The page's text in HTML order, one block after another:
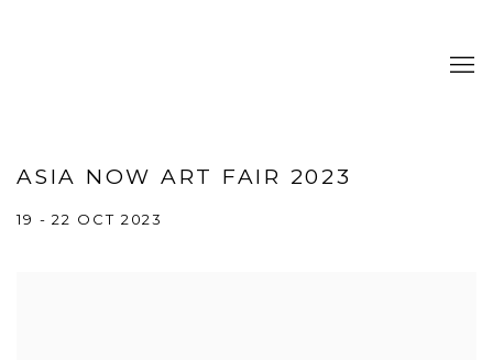
ASIA NOW ART FAIR 2023
19 - 22 OCT 2023